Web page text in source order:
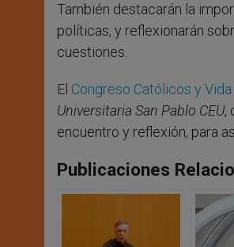
También destacarán la
políticas, y reflexionarán
cuestiones.
El Congreso Católicos y
Universitaria San Pablo CEU,
encuentro y reflexión, para
Publicaciones